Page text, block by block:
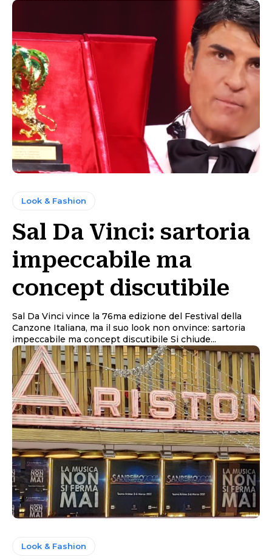
Look & Fashion
Sal Da Vinci: sartoria
impeccabile ma
concept discutibile
Sal Da Vinci vince la 76ma edizione del Festival della
Canzone Italiana, ma il suo look non onvince: sartoria
impeccabile ma concept discutibile Si chiude...
Look & Fashion